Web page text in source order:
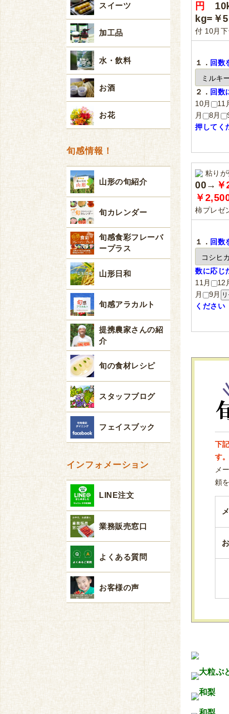
円
kg=￥
付 10月
１． 回数
２． 回数
10月
11
月
8月
押してく
粘り
00→
￥
柿プレゼ
１． 回数
数に応じ
11月
12
月
9月
ください
下
す。
メ
頼
スイーツ
加工品
水・飲料
お酒
お花
旬感情報！
山形の旬紹介
旬カレンダー
旬感食彩フレーバ
ープラス
山形日和
旬感アラカルト
提携農家さんの紹
介
旬の食材レシピ
スタッフブログ
フェイスブック
インフォメーション
LINE注文
業務販売窓口
よくある質問
お客様の声